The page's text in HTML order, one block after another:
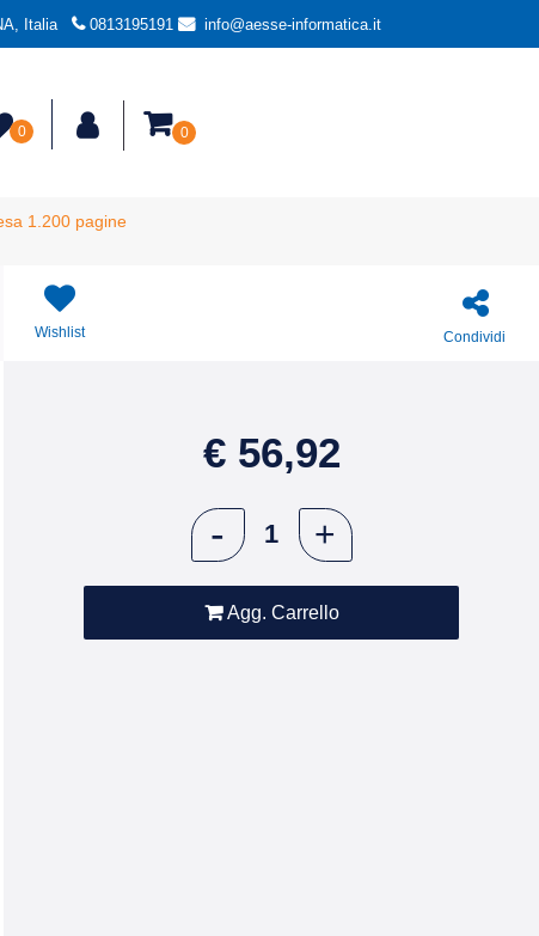
Italia 0813195191 info@aesse-informatica.it
0 0
1.200 pagine
Wishlist Condividi
€ 56,92
Agg. Carrello